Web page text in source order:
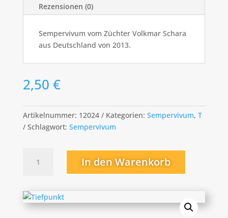
Rezensionen (0)
Sempervivum vom Züchter Volkmar Schara
aus Deutschland von 2013.
2,50 €
Artikelnummer: 12024 Kategorien: Sempervivum, T
Schlagwort: Sempervivum
Menge
In den Warenkorb